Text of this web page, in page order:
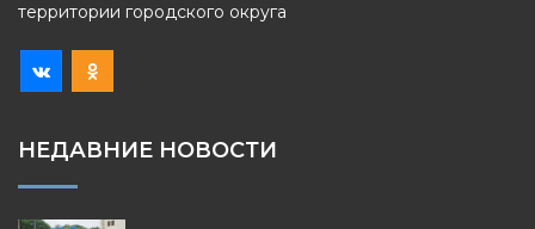
территории городского округа
НЕДАВНИЕ НОВОСТИ